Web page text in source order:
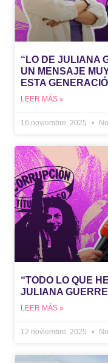
“LO DE JULIANA
UN MENSAJE
ESTA
LEER MÁS »
16 noviembre, 2025
“TODO LO QUE
JULIANA
LEER MÁS »
12 noviembre, 2025